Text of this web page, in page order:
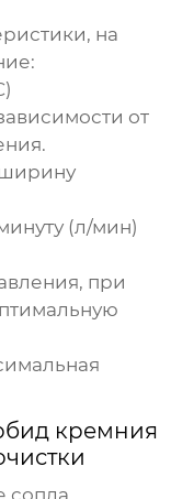
на
от
(л/мин)
при
кремния